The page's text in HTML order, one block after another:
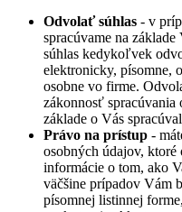
Odvolať súhlas - v
spracúvame na
súhlas kedykoľvek
elektronicky, písomne,
osobne vo firme.
zákonnosť spracúvania
základe o Vás
Právo na prístup -
osobných údajov, ktoré
informácie o tom, ako
väčšine prípadov Vám
písomnej listinnej